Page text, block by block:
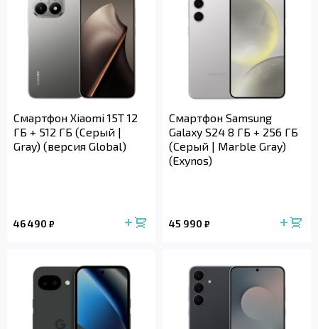
Смартфон Xiaomi 15T 12
ГБ + 512 ГБ (Серый |
Gray) (версия Global)
46 490 ₽
Смартфон Samsung
Galaxy S24 8 ГБ + 256 ГБ
(Серый | Marble Gray)
(Exynos)
45 990 ₽